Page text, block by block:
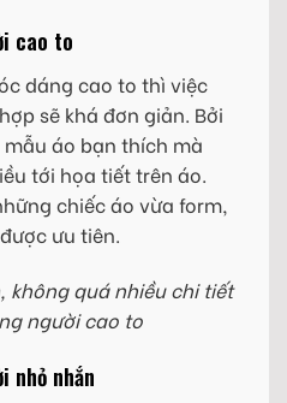
cao to
dáng cao to thì việc
sẽ khá đơn giản. Bởi
áo bạn thích mà
tới họa tiết trên áo.
chiếc áo vừa form,
ưu tiên.
không quá nhiều chi tiết
người cao to
nhỏ nhắn